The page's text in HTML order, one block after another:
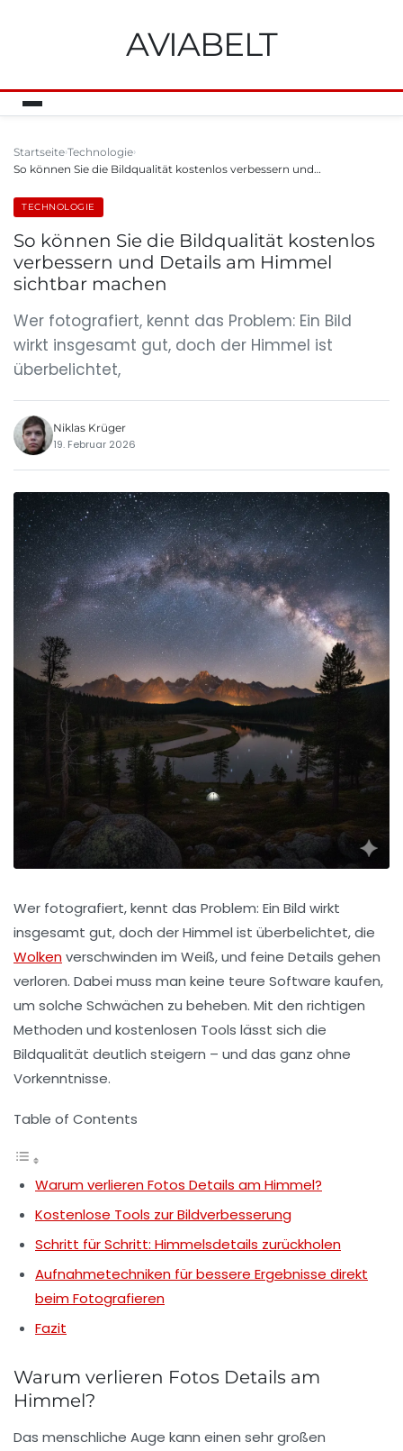
AVIABELT
Startseite Technologie
So können Sie die Bildqualität kostenlos verbessern und…
TECHNOLOGIE
So können Sie die Bildqualität kostenlos
verbessern und Details am Himmel
sichtbar machen
Wer fotografiert, kennt das Problem: Ein Bild
wirkt insgesamt gut, doch der Himmel ist
überbelichtet,
Niklas Krüger
19. Februar 2026
Wer fotografiert, kennt das Problem: Ein Bild wirkt
insgesamt gut, doch der Himmel ist überbelichtet, die
Wolkenverschwinden im Weiß, und feine Details gehen
verloren. Dabei muss man keine teure Software kaufen,
um solche Schwächen zu beheben. Mit den richtigen
Methoden und kostenlosen Tools lässt sich die
Bildqualität deutlich steigern – und das ganz ohne
Vorkenntnisse.
Table of Contents
Warum verlieren Fotos Details am Himmel?
Kostenlose Tools zur Bildverbesserung
Schritt für Schritt: Himmelsdetails zurückholen
Aufnahmetechniken für bessere Ergebnisse direkt
beim Fotografieren
Fazit
Warum verlieren Fotos Details am
Himmel?
Das menschliche Auge kann einen sehr großen